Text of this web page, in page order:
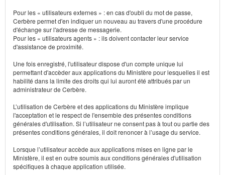
Pour les « utilisateurs externes » : en cas d'oubli du mot de passe,
Cerbère permet d'en indiquer un nouveau au travers d'une procédure
d'échange sur l'adresse de messagerie.
Pour les « utilisateurs agents » : ils doivent contacter leur service
d'assistance de proximité.
Une fois enregistré, l'utilisateur dispose d'un compte unique lui
permettant d'accèder aux applications du Ministère pour lesquelles il est
habilité dans la limite des droits qui lui auront été attribués par un
administrateur de Cerbère.
L’utilisation de Cerbère et des applications du Ministère implique
l'acceptation et le respect de l'ensemble des présentes conditions
générales d'utilisation. Si l’utilisateur ne consent pas à tout ou partie des
présentes conditions générales, il doit renoncer à l’usage du service.
Lorsque l’utilisateur accède aux applications mises en ligne par le
Ministère, il est en outre soumis aux conditions générales d'utilisation
spécifiques à chaque application utilisée.